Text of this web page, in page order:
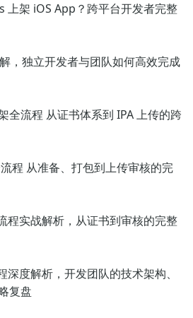
上架 iOS App？跨平台开发者完整
，独立开发者与团队如何高效完成
全流程 从证书体系到 IPA 上传的跨
程 从准备、打包到上传审核的完
程实战解析，从证书到审核的完整
深度解析，开发团队的技术架构、
复盘